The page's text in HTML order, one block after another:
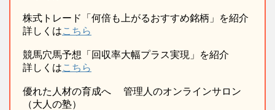
株式トレード「何倍も上がるおすすめ銘柄」を紹介
詳しくはこちら
競馬穴馬予想「回収率大幅プラス実現」を紹介
詳しくはこちら
優れた人材の育成へ 管理人のオンラインサロン
（大人の塾）